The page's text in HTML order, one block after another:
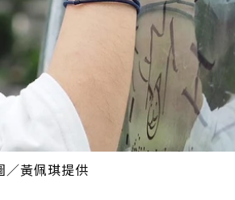
／黃佩琪提供